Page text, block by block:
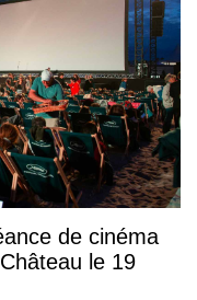
de cinéma
le 19